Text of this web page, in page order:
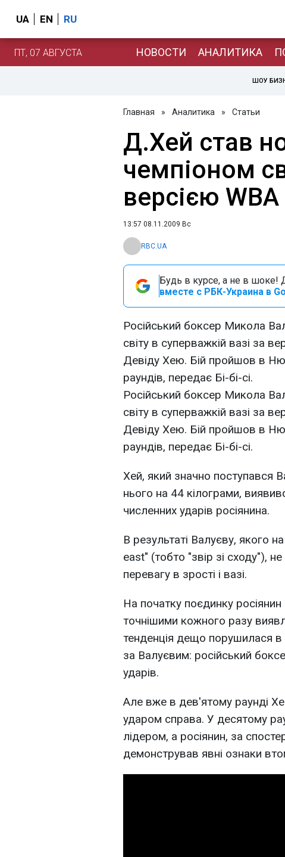
UA EN RU
ПТ, 07 АВГУСТА НОВОСТИ АНАЛИТИКА
ШОУ
Главная » Аналитика » Статьи
Д.Хей став
чемпіоном
версією WBA
13:57 08.11.2009 Вс
RBC.UA
Будь в курсе, а не в шоке!
вместе с РБК-Украина в
Російський боксер Микола
світу в суперважкій вазі за
Девіду Хею. Бій пройшов в
раундів, передає Бі-бі-сі.
Російський боксер Микола
світу в суперважкій вазі за
Девіду Хею. Бій пройшов в
раундів, передає Бі-бі-сі.
Хей, який значно поступався
нього на 44 кілограми,
численних ударів росіянина.
В результаті Валуєву, якого
east" (тобто "звір зі сходу"),
перевагу в зрості і вазі.
На початку поєдинку росіянин
точнішими кожного разу
тенденція дещо порушилася
за Валуєвим: російський
ударів.
Але вже в дев'ятому раунді
ударом справа. У десятому
лідером, а росіянин, за
демонстрував явні ознаки